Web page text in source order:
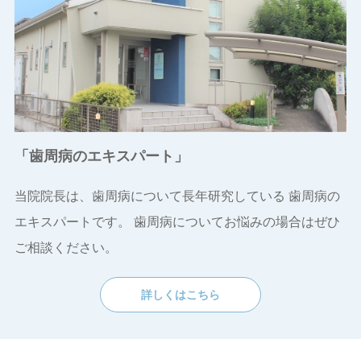
「歯周病のエキスパート」
当院院長は、歯周病について長年研究している 歯周病の
エキスパートです。
歯周病についてお悩みの場合はぜひ
ご相談ください。
詳しくはこちら